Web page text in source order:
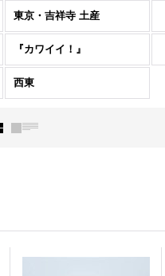
東京・吉祥寺 土産
『カワイイ！』
西東